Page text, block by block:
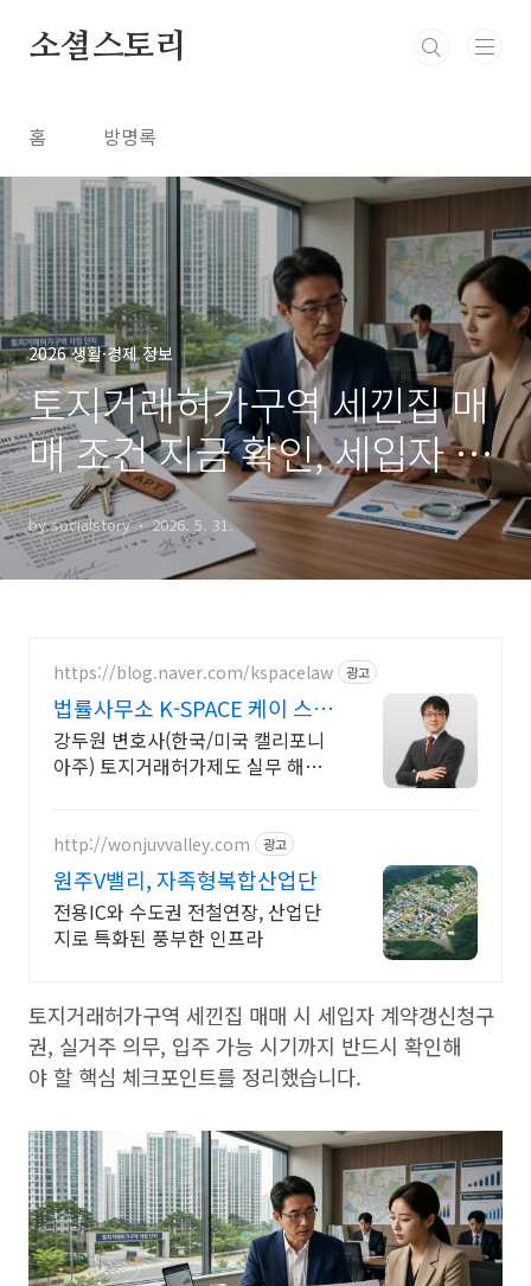
소셜스토리
홈 방명록
2026 생활·경제 정보
토지거래허가구역 세낀집 매
매 조건 지금 확인, 세입자 계
약갱신 반드시 체크
by socialstory 2026. 5. 31.
https://blog.naver.com/kspacelaw 광고
법률사무소 K-SPACE 케이 스페
이스
강두원 변호사(한국/미국 캘리포니
아주) 토지거래허가제도 실무 해설'
송자문,국제법박사
http://wonjuvvalley.com 광고
원주V밸리, 자족형복합산업단
전용IC와 수도권 전철연장, 산업단
지로 특화된 풍부한 인프라
토지거래허가구역 세낀집 매매 시 세입자 계약갱신청구
권, 실거주 의무, 입주 가능 시기까지 반드시 확인해
야 할 핵심 체크포인트를 정리했습니다.